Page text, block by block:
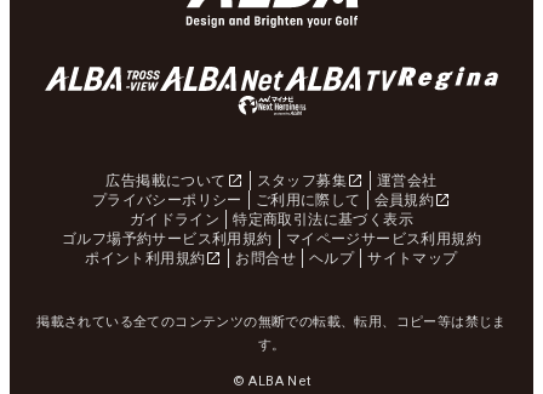
広告掲載について スタッフ募集
運営会社
プライバシーポリシー
ご利用に際して
会員規約
ガイドライン
特定商取引法に基づく表示
ゴルフ場予約サービス利用規約
マイページサービス利用規約
ポイント利用規約
お問合せ ヘルプ サイトマップ
掲載されている全てのコンテンツの無断での転載、転用、コピー等は禁じま
す。
© ALBA Net